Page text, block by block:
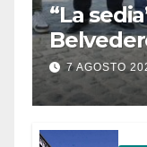
“La
7 AGOSTO